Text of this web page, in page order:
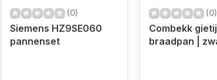
(0)
Siemens HZ9SE060
pannenset
(0)
Combekk
braadpan |